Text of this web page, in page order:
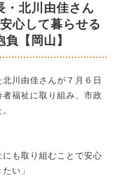
・北川由佳さん
心して暮らせる
【岡山】
川由佳さんが７月６日
福祉に取り組み、市政
にも取り組むことで安心
い」